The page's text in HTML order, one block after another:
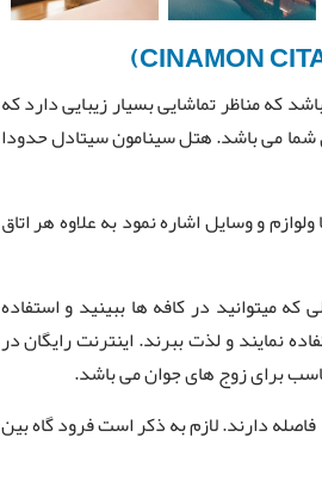
که مناظر تماشایی بسیار زیبایی دارد که
شما می باشد. هتل سینامون سیتادل حدودا
و وسایل اشاره نمود به علاوه هر اتاق
میتوانید در کافه ها ببینید و استفاده
نمایند و لذت ببرند. اینترنت رایگان در
برای زوج های جوان می باشد.
و معبد دندان بودا با این هتل ۲۰ دقیقه با ماشین فاصله دارند. لازم به ذکر است فرود گاه بین